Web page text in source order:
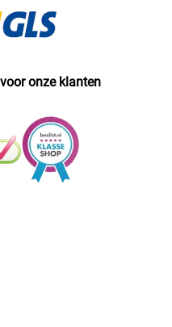
onze klanten